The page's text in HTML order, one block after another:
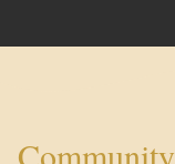
Community